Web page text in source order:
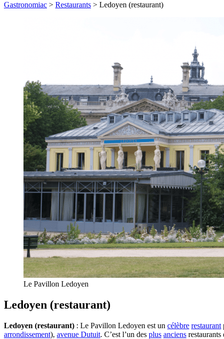
Gastronomiac > Restaurants > Ledoyen (restaurant)
Le Pavillon Ledoyen
Ledoyen (restaurant)
Ledoyen (restaurant) : Le Pavillon Ledoyen est un célèbre restaurant
arrondissement), avenue Dutuit. C’est l’un des plus anciens